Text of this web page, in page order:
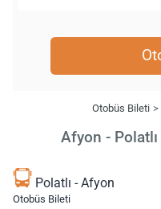
Otobüs Bileti
Afyon -
Polatlı - Afyon
Otobüs Bileti